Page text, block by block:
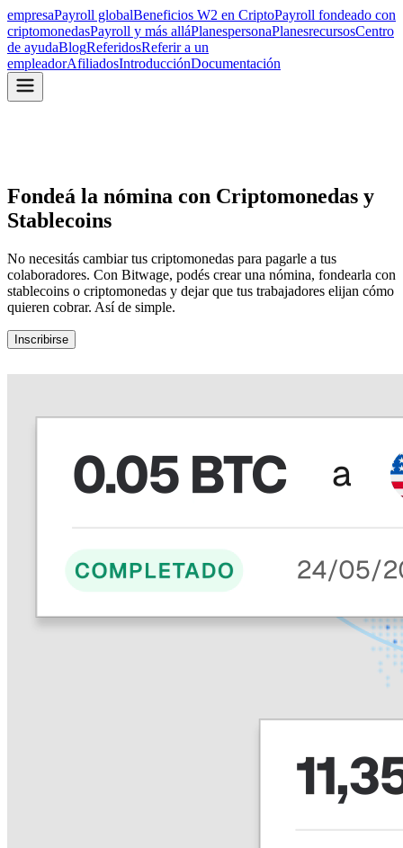
empresaPayroll globalBeneficios W2 en CriptoPayroll fondeado con
criptomonedasPayroll y más alláPlanespersonaPlanesrecursosCentro
de ayudaBlogReferidosReferir a un
empleadorAfiliadosIntroducciónDocumentación
Fondeá la nómina con Criptomonedas y
Stablecoins
No necesitás cambiar tus criptomonedas para pagarle a tus
colaboradores. Con Bitwage, podés crear una nómina, fondearla con
stablecoins o criptomonedas y dejar que tus trabajadores elijan cómo
quieren cobrar. Así de simple.
Inscribirse